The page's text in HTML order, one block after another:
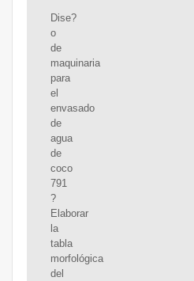
Dise?
o
de
maquinaria
para
el
envasado
de
agua
de
coco
791
?
Elaborar
la
tabla
morfológica
del